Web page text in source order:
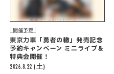
開催予定
東京力車「勇者の轍」発売記念
予約キャンペーン ミニライブ＆
特典会開催！
2026.8.22 (土)